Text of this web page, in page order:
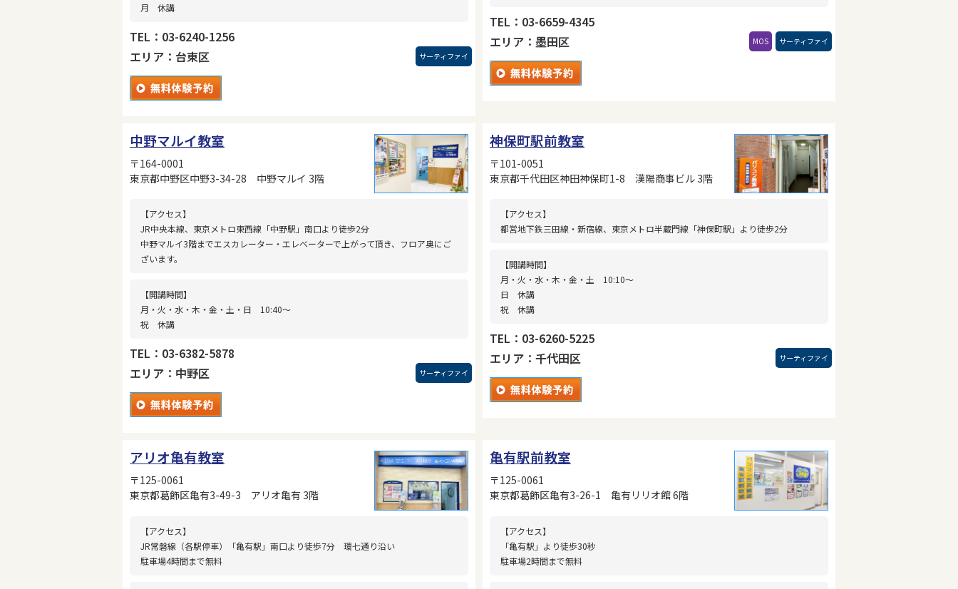
月 休講
TEL：03-6240-1256
エリア：台東区
サーティファイ
TEL：03-6659-4345
エリア：墨田区
サーティファイ
MOS
中野マルイ教室
〒164-0001
東京都中野区中野3-34-28 中野マルイ 3階
【アクセス】
JR中央本線、東京メトロ東西線「中野駅」南口より徒歩2分
中野マルイ3階までエスカレーター・エレベーターで上がって頂き、フロア奥にご
ざいます。
【開講時間】
月・火・水・木・金・土・日 10:40〜
祝 休講
TEL：03-6382-5878
エリア：中野区
サーティファイ
神保町駅前教室
〒101-0051
東京都千代田区神田神保町1-8 漢陽商事ビル 3階
【アクセス】
都営地下鉄三田線・新宿線、東京メトロ半蔵門線「神保町駅」より徒歩2分
【開講時間】
月・火・水・木・金・土 10:10〜
日 休講
祝 休講
TEL：03-6260-5225
エリア：千代田区
サーティファイ
アリオ亀有教室
〒125-0061
東京都葛飾区亀有3-49-3 アリオ亀有 3階
【アクセス】
JR常磐線（各駅停車）「亀有駅」南口より徒歩7分 環七通り沿い
駐車場4時間まで無料
亀有駅前教室
〒125-0061
東京都葛飾区亀有3-26-1 亀有リリオ館 6階
【アクセス】
「亀有駅」より徒歩30秒
駐車場2時間まで無料